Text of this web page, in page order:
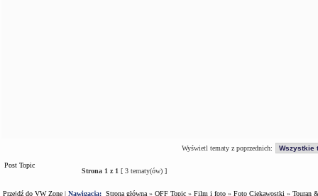
Wyświetl tematy z poprzednich:
Post Topic
Strona 1 z 1 [ 3 tematy(ów) ]
Przejdź do VW Zone | Nawigacja: Strona główna » OFF Topic » Film i foto » Foto Ciekawostki » Touran